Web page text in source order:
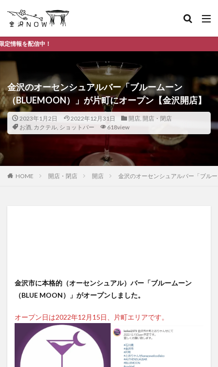
金沢のオーセンシュアルバー「ブルームーン
（BLUEMOON）」が片町にオープン【金沢開店】
2023年1月2日 2022年12月31日 開店, 開店・閉店
お酒, カクテル, ショットバー 618view
HOME 開店・閉店 開店 金沢のオーセンシュアルバー「ブル
金沢市に本格的（オーセンシュアル）バー「ブルームーン
（BLUE MOON）」がオープンしました。
オープン日は2022年12月15日、片町エリアです。